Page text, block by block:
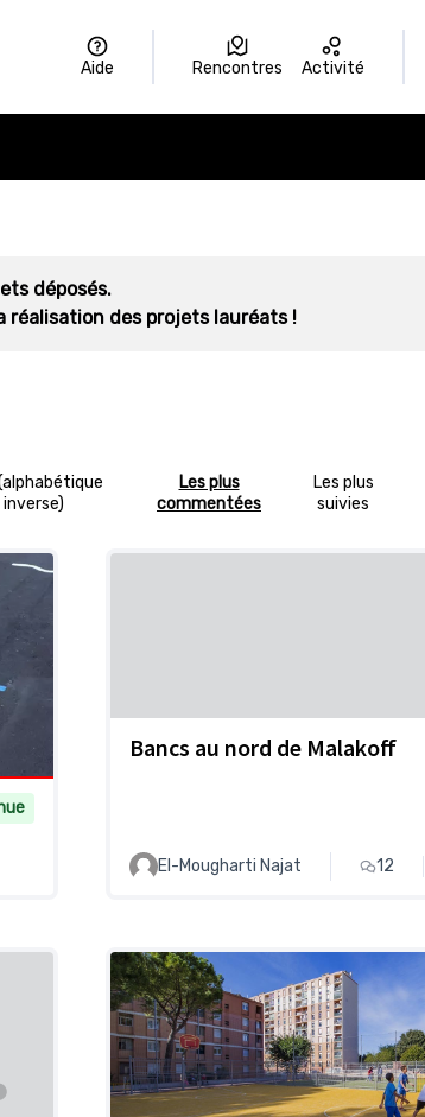
Aide Rencontres Activité
déposés.
réalisation des projets lauréats !
inverse)
Les plus
commentées
Les plus
suivies
Bancs au nord de Malakoff
El-Mougharti Najat 12